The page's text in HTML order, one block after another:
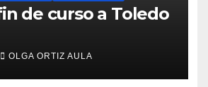
de curso a Toledo
OLGA ORTIZ AULA